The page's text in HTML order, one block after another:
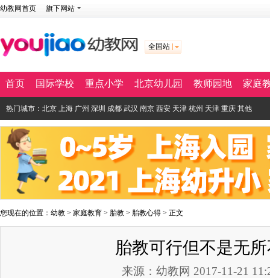
幼教网首页 旗下网站
全国站
首页 国际学校 重点小学 北京幼儿园 教师园地 家庭
热门城市： 北京 上海 广州 深圳 成都 武汉 南京 西安 天津 杭州 天津 重庆 其他
您现在的位置： 幼教 > 家庭教育 > 胎教 > 胎教心得 > 正文
胎教可行但不是无
来源：幼教网 2017-11-21